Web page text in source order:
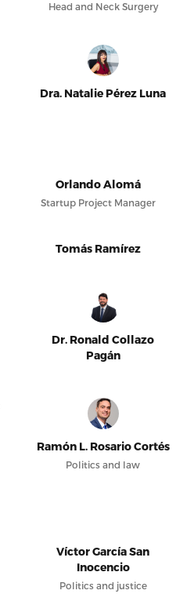
Head and Neck Surgery
Dra. Natalie Pérez Luna
Orlando Alomá
Startup Project Manager
Tomás Ramírez
Dr. Ronald Collazo
Pagán
Ramón L. Rosario Cortés
Politics and law
Víctor García San
Inocencio
Politics and justice